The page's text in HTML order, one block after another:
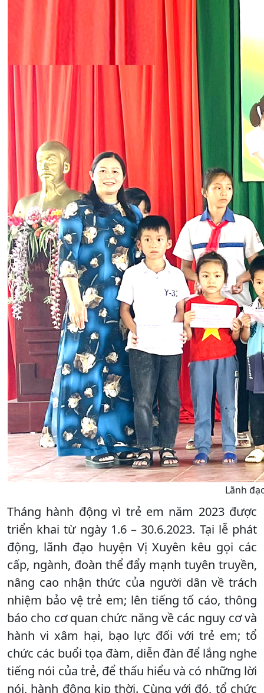
Lãnh
Tháng hành động vì trẻ em năm 2023 được
triển khai từ ngày 1.6 – 30.6.2023. Tại lễ phát
động, lãnh đạo huyện Vị Xuyên kêu gọi các
cấp, ngành, đoàn thể đẩy mạnh tuyên truyền,
nâng cao nhận thức của người dân về trách
nhiệm bảo vệ trẻ em; lên tiếng tố cáo, thông
báo cho cơ quan chức năng về các nguy cơ và
hành vi xâm hại, bạo lực đối với trẻ em; tổ
chức các buổi tọa đàm, diễn đàn để lắng nghe
tiếng nói của trẻ, để thấu hiểu và có những lời
nói, hành động kịp thời. Cùng với đó, tổ chức